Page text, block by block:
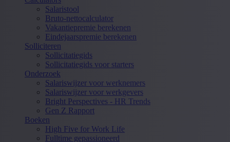
Salaristool
Bruto-nettocalculator
Vakantiepremie berekenen
Eindejaarspremie berekenen
Solliciteren
Sollicitatiegids
Sollicitatiegids voor starters
Onderzoek
Salariswijzer voor werknemers
Salariswijzer voor werkgevers
Bright Perspectives - HR Trends
Gen Z Rapport
Boeken
High Five for Work Life
Fulltime gepassioneerd